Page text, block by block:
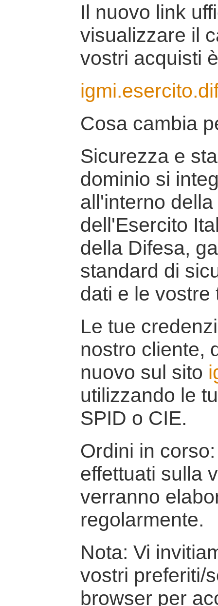
Il nuovo link
visualizzare il
vostri acquisti
Cosa cambia
Sicurezza e
dominio si
all'interno
dell'Esercito
della Difesa,
standard di
dati e le vostre
Le tue
nostro cliente,
nuovo sul sito
utilizzando le
SPID o CIE.
Ordini in
effettuati sulla
verranno
regolarmente.
Nota: Vi
vostri preferiti/
browser per